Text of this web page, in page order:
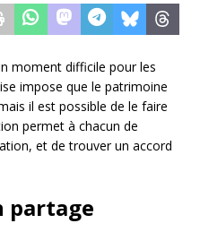
moment difficile pour les
impose que le patrimoine
il est possible de le faire
permet à chacun de
et de trouver un accord
partage